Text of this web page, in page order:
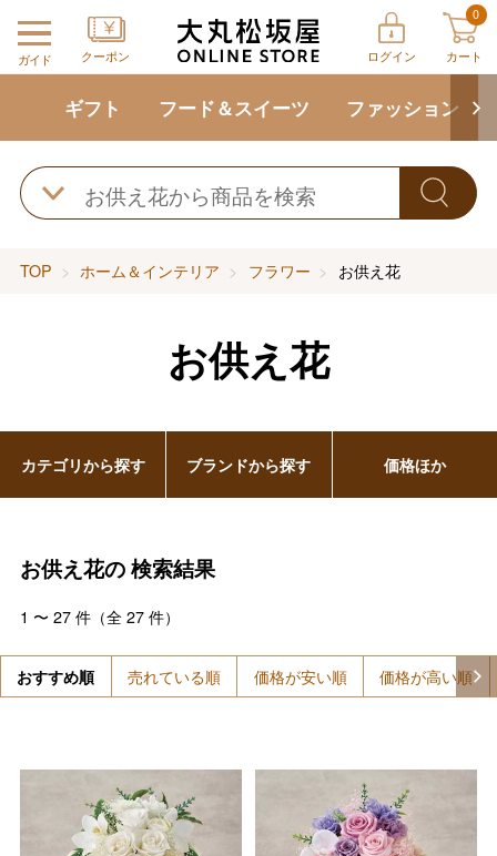
ガイド クーポン ログイン
0
カート
ギフト フード＆スイーツ ファッション
TOP ホーム＆インテリア フラワー お供え花
お供え花
お供え花の検索結果
1 〜 27件（全 27件）
おすすめ順 売れている順 価格が安い順 価格が高い順
カテゴリから探す ブランドから探す 価格ほか